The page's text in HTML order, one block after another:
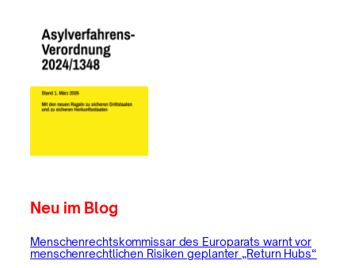
Neu im Blog
Menschenrechtskommissar des Europarats warnt vor
menschenrechtlichen Risiken geplanter „Return Hubs“